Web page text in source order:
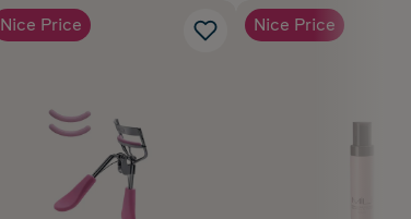
Nice Price Nice Price